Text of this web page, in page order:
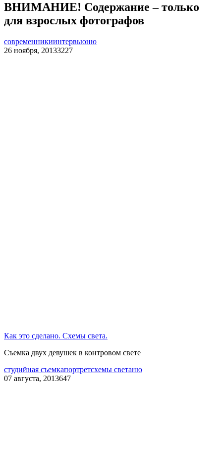
ВНИМАНИЕ! Содержание – только
для взрослых фотографов
современникиинтервьюню
26 ноября, 20133227
Как это сделано. Схемы света.
Съемка двух девушек в контровом свете
студийная съемкапортретсхемы светаню
07 августа, 2013647